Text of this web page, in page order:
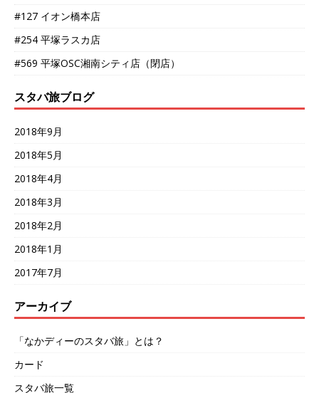
#127 イオン橋本店
#254 平塚ラスカ店
#569 平塚OSC湘南シティ店（閉店）
スタバ旅ブログ
2018年9月
2018年5月
2018年4月
2018年3月
2018年2月
2018年1月
2017年7月
アーカイブ
「なかディーのスタバ旅」とは？
カード
スタバ旅一覧